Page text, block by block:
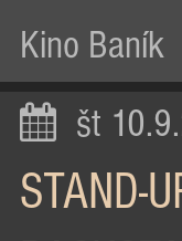
Kino Baník
št
STAND-